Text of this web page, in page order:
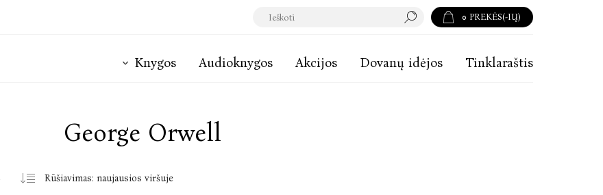
0 PREKĖS(-IŲ)
Knygos Audioknygos Akcijos Dovanų idėjos Tinklaraštis
George Orwell